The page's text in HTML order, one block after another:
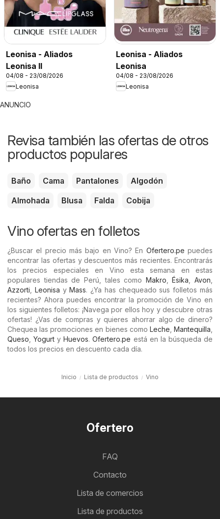
Leonisa - Aliados
Leonisa II
04/08 - 23/08/2026
Leonisa
Leonisa - Aliados
Leonisa
04/08 - 23/08/2026
Leonisa
ANUNCIO
Revisa también las ofertas de otros
productos populares
Baño Cama Pantalones
Algodón
Almohada
Blusa Falda Cobija
Vino ofertas en folletos
¿Buscar el precio más bajo en Vino? En Ofertero.pe puedes
encontrar las ofertas y descuentos más recientes. Encontrarás
los precios especiales en Vino esta semana en estas
populares tiendas de Perú, tales como Makro ,Ésika Avon
Azzorti
Leonisa yMass. ¿Ya has chequeado sus folletos más
recientes? Ahora puedes encontrar la promoción de Vino en
los siguientes folletos: ¡Navega por ellos hoy y descubre otras
ofertas! ¿Vas de compras y quieres ahorrar algo de dinero?
Chequea las promociones en bienes como Leche ,Mantequilla
Queso ,Yogurt yHuevos.Ofertero.pe está en la búsqueda de
todos los precios en descuento cada día.
Inicio Lista de productos Vino
Ofertero
FAQ
Contacto
Lista de comercios
Lista de productos